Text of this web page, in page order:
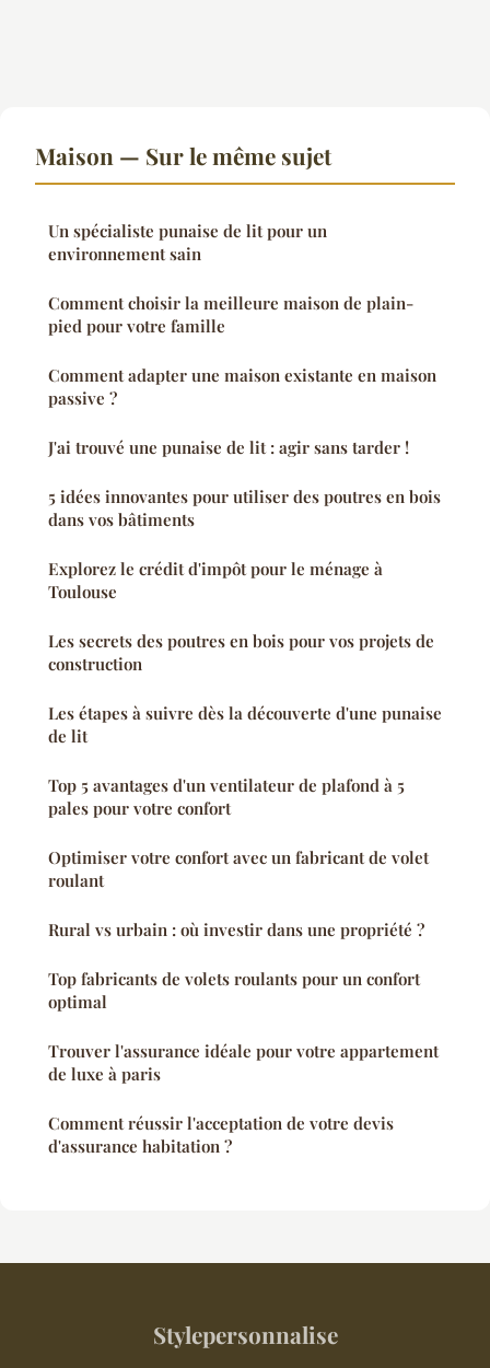
Maison — Sur le même sujet
Un spécialiste punaise de lit pour un
environnement sain
Comment choisir la meilleure maison de plain-
pied pour votre famille
Comment adapter une maison existante en maison
passive ?
J'ai trouvé une punaise de lit : agir sans tarder !
5 idées innovantes pour utiliser des poutres en bois
dans vos bâtiments
Explorez le crédit d'impôt pour le ménage à
Toulouse
Les secrets des poutres en bois pour vos projets de
construction
Les étapes à suivre dès la découverte d'une punaise
de lit
Top 5 avantages d'un ventilateur de plafond à 5
pales pour votre confort
Optimiser votre confort avec un fabricant de volet
roulant
Rural vs urbain : où investir dans une propriété ?
Top fabricants de volets roulants pour un confort
optimal
Trouver l'assurance idéale pour votre appartement
de luxe à paris
Comment réussir l'acceptation de votre devis
d'assurance habitation ?
Stylepersonnalise